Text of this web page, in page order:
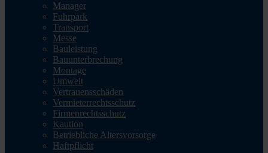
Manager
Fuhrpark
Transport
Messe
Bauleistung
Bauunterbrechung
Montage
Umwelt
Vertrauensschäden
Vermieterrechtsschutz
Firmenrechtsschutz
Kaution
Betriebliche Altersvorsorge
Haftpflicht